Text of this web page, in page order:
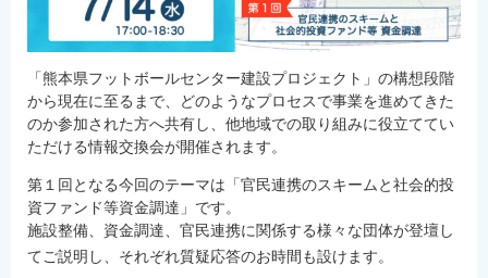
「熊本県フットボールセンター建設プロジェクト」の構想段階
から現在に至るまで、どのようなプロセスで事業を進めてきた
のか参加された方へ共有し、他地域での取り組みに役立ててい
ただける情報交換会が開催されます。
第１回となる今回のテーマは「官民連携のスキームと社会的投
資ファンド等資金調達」です。
施設整備、資金調達、官民連携に関係する様々な団体が登壇し
てご説明し、それぞれ質疑応答のお時間も設けます。